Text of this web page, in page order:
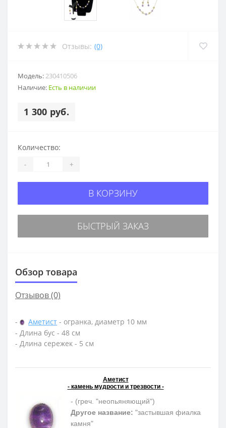
Отзывы: (0)
Модель:230410506
Наличие: Есть в наличии
1 300 руб.
Количество:
- +
В КОРЗИНУ
БЫСТРЫЙ ЗАКАЗ
Обзор товара
Отзывов (0)
- Аметист - огранка, диаметр 10 мм
- Длина бус - 48 см
- Длина сережек - 5 см
Аметист
- камень мудрости и трезвости -
- (греч. "неопьяняющий")
Другое название: "застывшая фиалка
камня"